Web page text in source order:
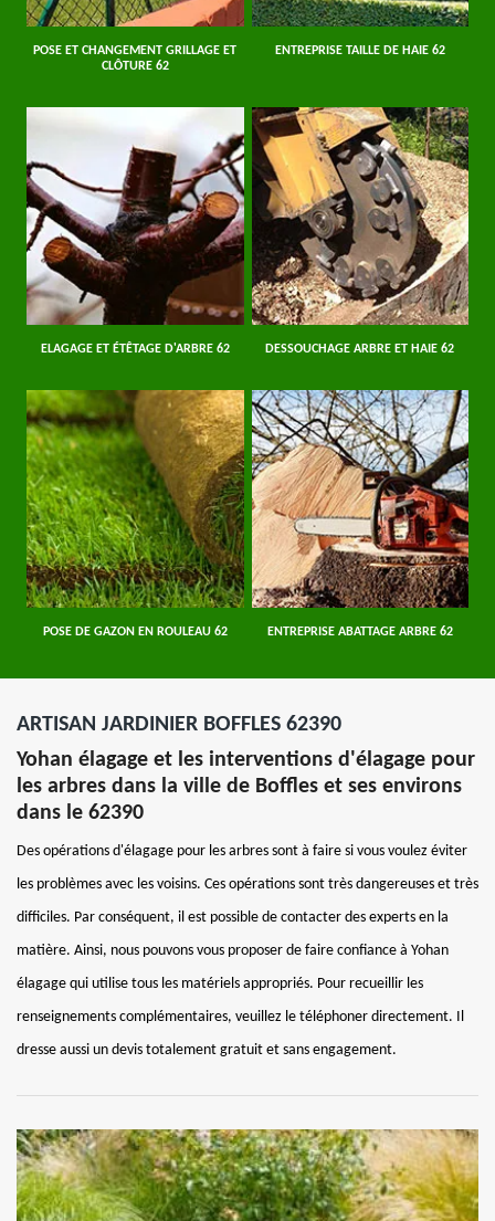
POSE ET CHANGEMENT GRILLAGE ET
CLÔTURE 62
ENTREPRISE TAILLE DE HAIE 62
ELAGAGE ET ÉTÊTAGE D'ARBRE 62 DESSOUCHAGE ARBRE ET HAIE 62
POSE DE GAZON EN ROULEAU 62 ENTREPRISE ABATTAGE ARBRE 62
ARTISAN JARDINIER BOFFLES 62390
Yohan élagage et les interventions d'élagage pour
les arbres dans la ville de Boffles et ses environs
dans le 62390
Des opérations d'élagage pour les arbres sont à faire si vous voulez éviter
les problèmes avec les voisins. Ces opérations sont très dangereuses et très
difficiles. Par conséquent, il est possible de contacter des experts en la
matière. Ainsi, nous pouvons vous proposer de faire confiance à Yohan
élagage qui utilise tous les matériels appropriés. Pour recueillir les
renseignements complémentaires, veuillez le téléphoner directement. Il
dresse aussi un devis totalement gratuit et sans engagement.